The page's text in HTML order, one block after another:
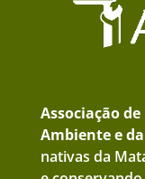
Associação
Ambiente e
nativas da